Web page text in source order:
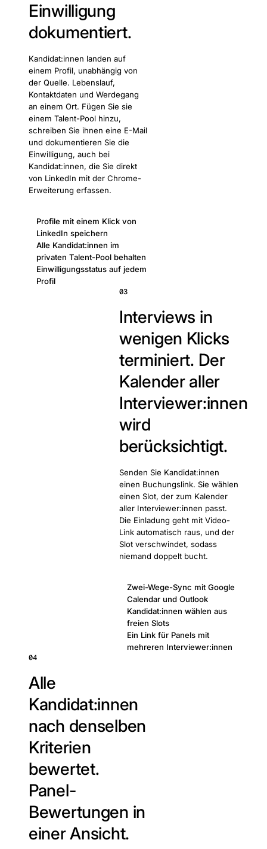
Einwilligung
dokumentiert.
Kandidat:innen landen auf
einem Profil, unabhängig von
der Quelle. Lebenslauf,
Kontaktdaten und Werdegang
an einem Ort. Fügen Sie sie
einem Talent-Pool hinzu,
schreiben Sie ihnen eine E-Mail
und dokumentieren Sie die
Einwilligung, auch bei
Kandidat:innen, die Sie direkt
von LinkedIn mit der Chrome-
Erweiterung erfassen.
Profile mit einem Klick von
LinkedIn speichern
Alle Kandidat:innen im
privaten Talent-Pool behalten
Einwilligungsstatus auf jedem
Profil
03
Interviews in
wenigen Klicks
terminiert. Der
Kalender aller
Interviewer:innen
wird
berücksichtigt.
Senden Sie Kandidat:innen
einen Buchungslink. Sie wählen
einen Slot, der zum Kalender
aller Interviewer:innen passt.
Die Einladung geht mit Video-
Link automatisch raus, und der
Slot verschwindet, sodass
niemand doppelt bucht.
Zwei-Wege-Sync mit Google
Calendar und Outlook
Kandidat:innen wählen aus
freien Slots
Ein Link für Panels mit
mehreren Interviewer:innen
04
Alle
Kandidat:innen
nach denselben
Kriterien
bewertet.
Panel-
Bewertungen in
einer Ansicht.